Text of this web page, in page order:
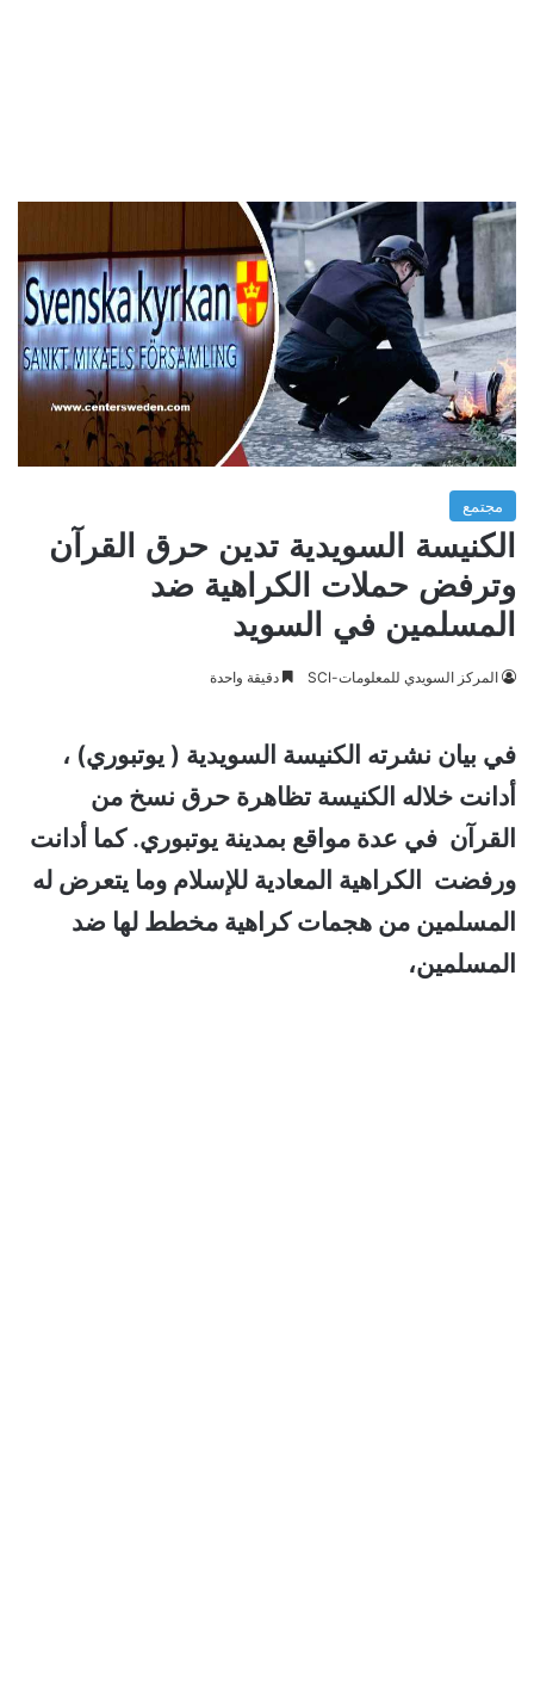
مجتمع
الكنيسة السويدية تدين حرق القرآن
وترفض حملات الكراهية ضد
المسلمين في السويد
المركز السويدي للمعلومات-SCI دقيقة واحدة
في بيان نشرته الكنيسة السويدية ( يوتبوري) ،
أدانت خلاله الكنيسة تظاهرة حرق نسخ من
القرآن في عدة مواقع بمدينة يوتبوري. كما أدانت
ورفضت الكراهية المعادية للإسلام وما يتعرض له
المسلمين من هجمات كراهية مخطط لها ضد
المسلمين،